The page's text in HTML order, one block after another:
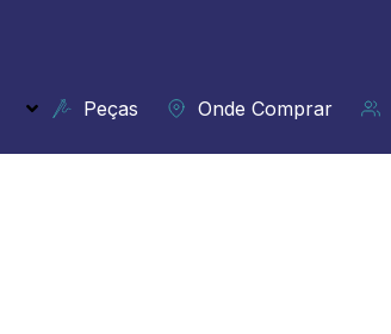
Peças Onde Comprar